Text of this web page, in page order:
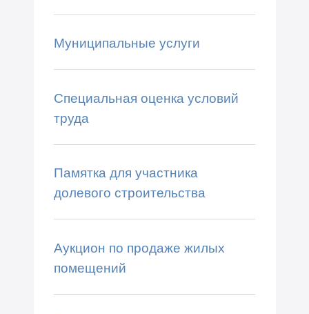
Муниципальные услуги
Специальная оценка условий
труда
Памятка для участника
долевого строительства
Аукцион по продаже жилых
помещений